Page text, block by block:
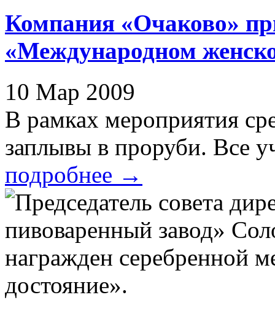
Компания «Очаково»
«Международном
10 Мар 2009
В рамках мероприятия
заплывы в проруби. Все
подробнее →